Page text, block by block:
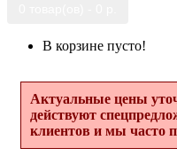
В корзине пусто!
Актуальные цены
действуют
клиентов и мы часто